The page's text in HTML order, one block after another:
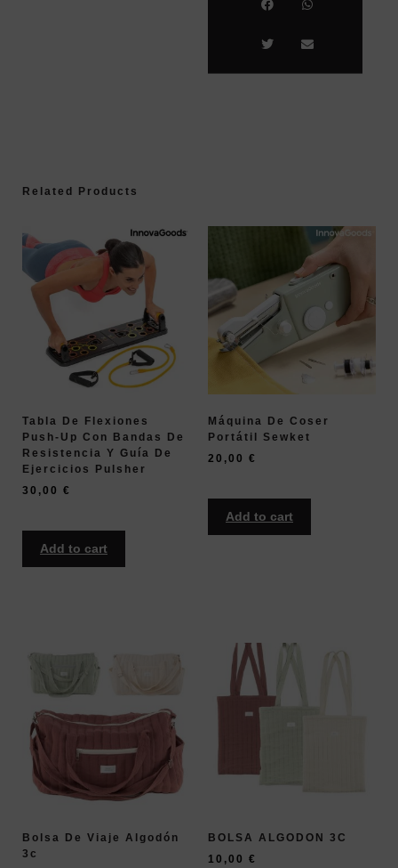
Related Products
Tabla De Flexiones
Push-Up Con Bandas De
Resistencia Y Guía De
Ejercicios Pulsher
30,00 €
Add to cart
Máquina De Coser
Portátil Sewket
20,00 €
Add to cart
Bolsa De Viaje Algodón
3c
BOLSA ALGODON 3C
10,00 €